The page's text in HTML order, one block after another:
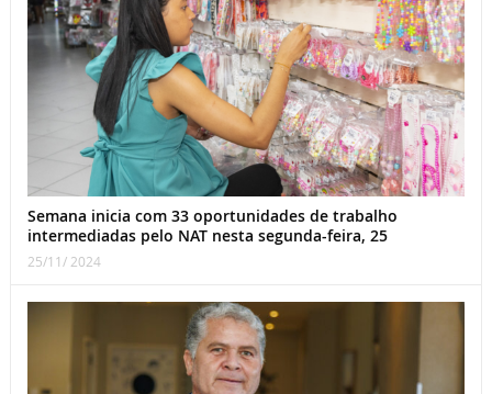
Semana inicia com 33 oportunidades de trabalho
intermediadas pelo NAT nesta segunda-feira, 25
25/11/ 2024